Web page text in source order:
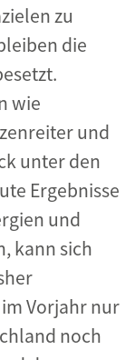
zu
die
wie
und
unter den
Ergebnisse
und
kann sich
Vorjahr nur
noch